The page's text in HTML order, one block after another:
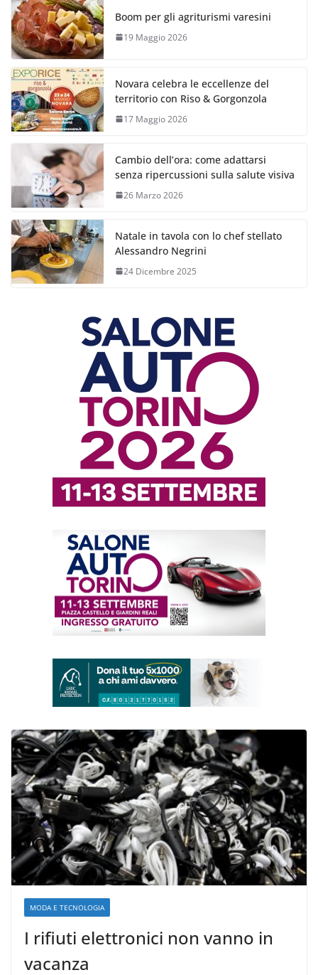
Boom per gli agriturismi varesini
19 Maggio 2026
Novara celebra le eccellenze del
territorio con Riso & Gorgonzola
17 Maggio 2026
Cambio dell’ora: come adattarsi
senza ripercussioni sulla salute visiva
26 Marzo 2026
Natale in tavola con lo chef stellato
Alessandro Negrini
24 Dicembre 2025
MODA E TECNOLOGIA
I rifiuti elettronici non vanno in
vacanza